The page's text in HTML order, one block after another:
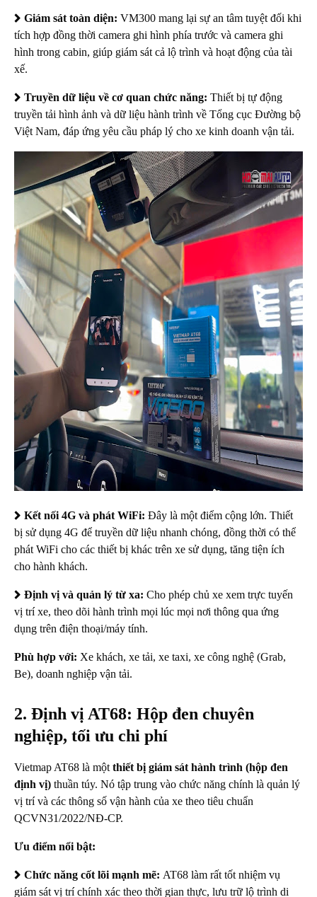
Giám sát toàn diện: VM300 mang lại sự an tâm tuyệt đối khi
tích hợp đồng thời camera ghi hình phía trước và camera ghi
hình trong cabin, giúp giám sát cả lộ trình và hoạt động của tài
xế.
Truyền dữ liệu về cơ quan chức năng: Thiết bị tự động
truyền tải hình ảnh và dữ liệu hành trình về Tổng cục Đường bộ
Việt Nam, đáp ứng yêu cầu pháp lý cho xe kinh doanh vận tải.
Kết nối 4G và phát WiFi: Đây là một điểm cộng lớn. Thiết
bị sử dụng 4G để truyền dữ liệu nhanh chóng, đồng thời có thể
phát WiFi cho các thiết bị khác trên xe sử dụng, tăng tiện ích
cho hành khách.
Định vị và quản lý từ xa: Cho phép chủ xe xem trực tuyến
vị trí xe, theo dõi hành trình mọi lúc mọi nơi thông qua ứng
dụng trên điện thoại/máy tính.
Phù hợp với: Xe khách, xe tải, xe taxi, xe công nghệ (Grab,
Be), doanh nghiệp vận tải.
2. Định vị AT68: Hộp đen chuyên
nghiệp, tối ưu chi phí
Vietmap AT68 là một thiết bị giám sát hành trình (hộp đen
định vị) thuần túy. Nó tập trung vào chức năng chính là quản lý
vị trí và các thông số vận hành của xe theo tiêu chuẩn
QCVN31/2022/NĐ-CP.
Ưu điểm nổi bật:
Chức năng cốt lõi mạnh mẽ: AT68 làm rất tốt nhiệm vụ
giám sát vị trí chính xác theo thời gian thực, lưu trữ lộ trình di